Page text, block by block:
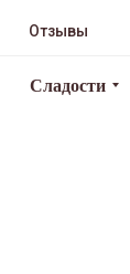
Отзывы
Сладости